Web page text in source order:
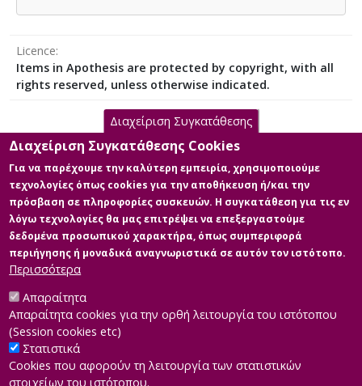
Licence
Items in Apothesis are protected by copyright, with all
rights reserved, unless otherwise indicated.
Main Files
Το Ελληνικό Αυτοκέφαλο και οι
κοινωνικές διαστάσεις του.
Description: ΤΟ ΕΛΛΗΝΙΚΟ
ΑΥΤΟΚΕΦΑΛΟ ΚΑΙ ΟΙ ΚΟΙΝΩΝΙΚΕΣ
ΔΙΑΣΤΑΣΕΙΣ ΤΟΥ.pdf (pdf)
Διαχείριση Συγκατάθεσης
Διαχείριση Συγκατάθεσης Cookies
Για να παρέχουμε την καλύτερη εμπειρία, χρησιμοποιούμε
τεχνολογίες όπως cookies για την αποθήκευση ή/και την
πρόσβαση σε πληροφορίες συσκευών. Η συγκατάθεση για τις εν
λόγω τεχνολογίες θα μας επιτρέψει να επεξεργαστούμε
δεδομένα προσωπικού χαρακτήρα, όπως συμπεριφορά
περιήγησης ή μοναδικά αναγνωριστικά σε αυτόν τον ιστότοπο.
Περισσότερα
Απαραίτητα
Απαραίτητα cookies για την ορθή λειτουργία του ιστότοπου
(Session cookies etc)
Στατιστικά
Cookies που αφορούν τη λειτουργία των στατιστικών
στοιχείων του ιστότοπου.